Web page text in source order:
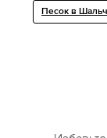
Песок в